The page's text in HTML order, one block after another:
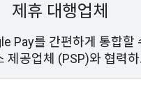
제휴 대행업체
Pay를 간편하게 통합할
제공업체 (PSP)와 협력